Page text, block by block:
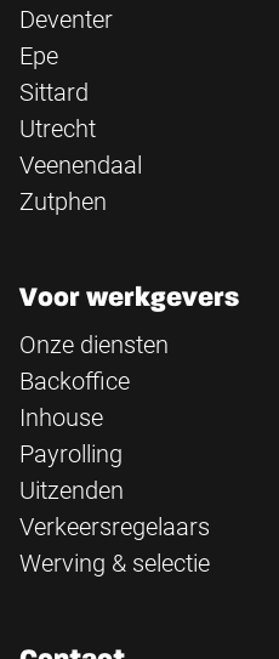
Deventer
Epe
Sittard
Utrecht
Veenendaal
Zutphen
Voor werkgevers
Onze diensten
Backoffice
Inhouse
Payrolling
Uitzenden
Verkeersregelaars
Werving & selectie